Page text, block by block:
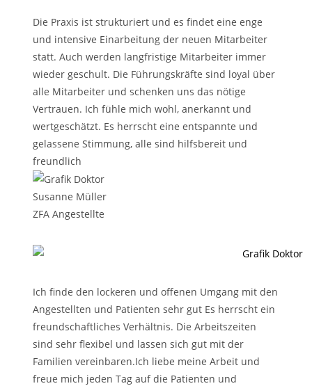
Die Praxis ist strukturiert und es findet eine enge
und intensive Einarbeitung der neuen Mitarbeiter
statt. Auch werden langfristige Mitarbeiter immer
wieder geschult. Die Führungskräfte sind loyal über
alle Mitarbeiter und schenken uns das nötige
Vertrauen. Ich fühle mich wohl, anerkannt und
wertgeschätzt. Es herrscht eine entspannte und
gelassene Stimmung, alle sind hilfsbereit und
freundlich
Susanne Müller
ZFA Angestellte
Ich finde den lockeren und offenen Umgang mit den
Angestellten und Patienten sehr gut Es herrscht ein
freundschaftliches Verhältnis. Die Arbeitszeiten
sind sehr flexibel und lassen sich gut mit der
Familien vereinbaren.Ich liebe meine Arbeit und
freue mich jeden Tag auf die Patienten und